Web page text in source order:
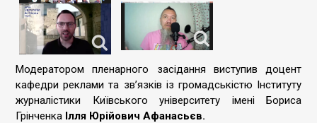
Модератором пленарного засідання виступив доцент
кафедри реклами та зв’язків із громадськістю Інституту
журналістики Київського університету імені Бориса
Грінченка Ілля Юрійович Афанасьєв.